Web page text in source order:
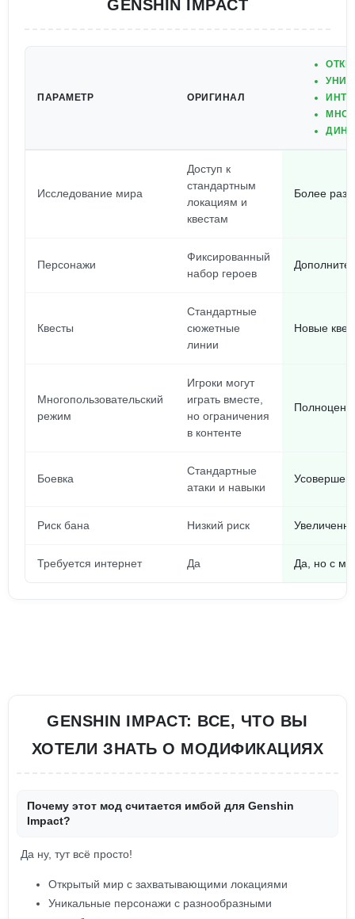
GENSHIN IMPACT
ПАРАМЕТР ОРИГИНАЛ
Исследование мира
Доступ к
стандартным
локациям и
квестам
Более
Персонажи
Фиксированный
набор героев
Квесты
Стандартные
сюжетные
линии
Новые
Многопользовательский
режим
Игроки могут
играть вместе,
но ограничения
в контенте
Боевка
Стандартные
атаки и навыки
Риск бана Низкий риск
Требуется интернет Да Да, но с
GENSHIN IMPACT: ВСЕ, ЧТО ВЫ
ХОТЕЛИ ЗНАТЬ О МОДИФИКАЦИЯХ
Почему этот мод считается имбой для Genshin
Impact?
Да ну, тут всё просто!
Открытый мир с захватывающими локациями
Уникальные персонажи с разнообразными